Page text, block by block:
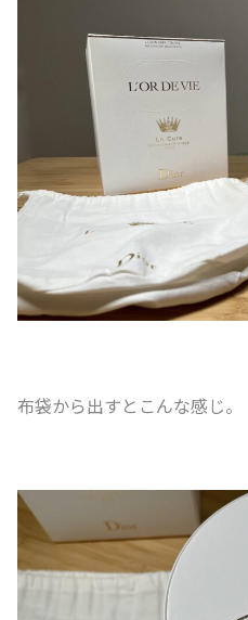
布袋から出すとこんな感じ。